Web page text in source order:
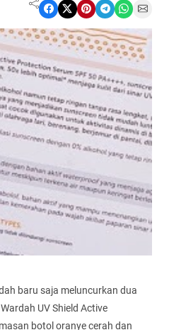
Share on Facebook Share on X Share on Pinterest Share on Telegram Share on WhatsApp Share on Email
baru saja meluncurkan dua
UV Shield Active
botol oranye cerah dan